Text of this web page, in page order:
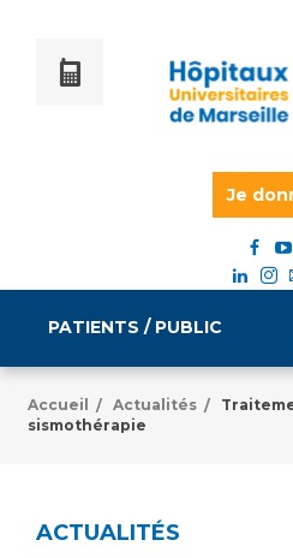
Je
PATIENTS / PUBLIC
Informations
Tarifs
Égalité
Emploi / formation
Accueil / Actualités /
sismothérapie
ACTUALITÉS